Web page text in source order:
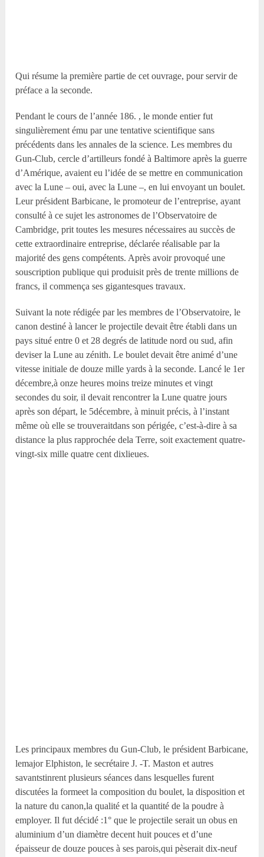
Qui résume la première partie de cet ouvrage, pour servir de
préface a la seconde.
Pendant le cours de l’année 186. , le monde entier fut
singulièrement ému par une tentative scientifique sans
précédents dans les annales de la science. Les membres du
Gun-Club, cercle d’artilleurs fondé à Baltimore après la guerre
d’Amérique, avaient eu l’idée de se mettre en communication
avec la Lune – oui, avec la Lune –, en lui envoyant un boulet.
Leur président Barbicane, le promoteur de l’entreprise, ayant
consulté à ce sujet les astronomes de l’Observatoire de
Cambridge, prit toutes les mesures nécessaires au succès de
cette extraordinaire entreprise, déclarée réalisable par la
majorité des gens compétents. Après avoir provoqué une
souscription publique qui produisit près de trente millions de
francs, il commença ses gigantesques travaux.
Suivant la note rédigée par les membres de l’Observatoire, le
canon destiné à lancer le projectile devait être établi dans un
pays situé entre 0 et 28 degrés de latitude nord ou sud, afin
deviser la Lune au zénith. Le boulet devait être animé d’une
vitesse initiale de douze mille yards à la seconde. Lancé le 1er
décembre,à onze heures moins treize minutes et vingt
secondes du soir, il devait rencontrer la Lune quatre jours
après son départ, le 5décembre, à minuit précis, à l’instant
même où elle se trouveraitdans son périgée, c’est-à-dire à sa
distance la plus rapprochée dela Terre, soit exactement quatre-
vingt-six mille quatre cent dixlieues.
Les principaux membres du Gun-Club, le président Barbicane,
lemajor Elphiston, le secrétaire J. -T. Maston et autres
savantstinrent plusieurs séances dans lesquelles furent
discutées la formeet la composition du boulet, la disposition et
la nature du canon,la qualité et la quantité de la poudre à
employer. Il fut décidé :1° que le projectile serait un obus en
aluminium d’un diamètre decent huit pouces et d’une
épaisseur de douze pouces à ses parois,qui pèserait dix-neuf